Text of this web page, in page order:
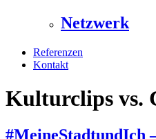
Netzwerk
Referenzen
Kontakt
Kulturclips vs.
#MeineStadtundIch